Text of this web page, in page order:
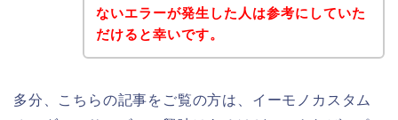
ないエラーが発生した人は参考にしていた
だけると幸いです。
多分、こちらの記事をご覧の方は、イーモノカスタム